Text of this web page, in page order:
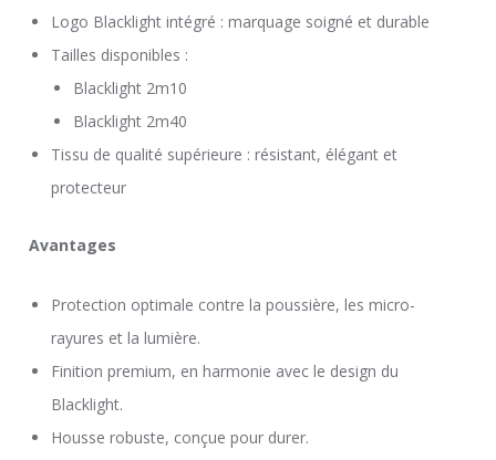
Logo Blacklight intégré : marquage soigné et durable
Tailles disponibles :
Blacklight 2m10
Blacklight 2m40
Tissu de qualité supérieure : résistant, élégant et
protecteur
Avantages
Protection optimale contre la poussière, les micro-
rayures et la lumière.
Finition premium, en harmonie avec le design du
Blacklight.
Housse robuste, conçue pour durer.